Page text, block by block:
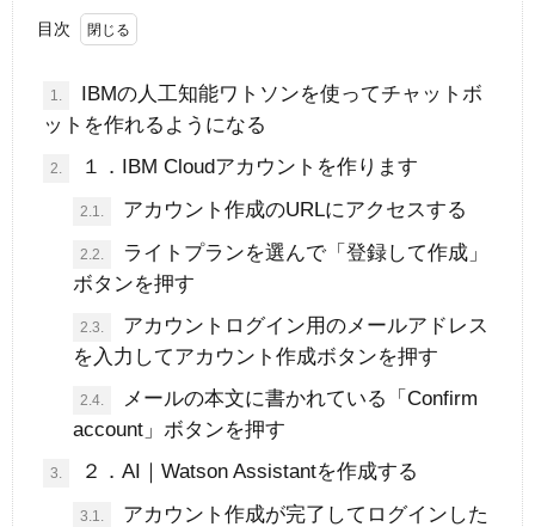
目次
1.
IBMの人工知能ワトソンを使ってチャットボ
ットを作れるようになる
2. １．IBM Cloudアカウントを作ります
2.1. アカウント作成のURLにアクセスする
2.2.
ライトプランを選んで「登録して作成」
ボタンを押す
2.3.
アカウントログイン用のメールアドレス
を入力してアカウント作成ボタンを押す
2.4.
メールの本文に書かれている「Confirm
account」ボタンを押す
3. ２．AI｜Watson Assistantを作成する
3.1.
アカウント作成が完了してログインした